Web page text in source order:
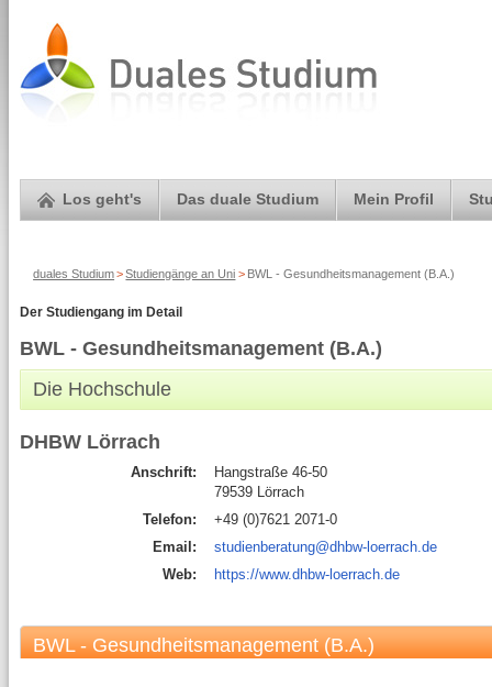
Los geht's Das duale Studium Mein Profil
duales Studium> Studiengänge an Uni > BWL - Gesundheitsmanagement (B.A.)
Der Studiengang im Detail
BWL - Gesundheitsmanagement (B.A.)
Die Hochschule
DHBW Lörrach
Anschrift:
Hangstraße 46-50
79539 Lörrach
Telefon:
+49 (0)7621 2071-0
Email:
studienberatung@dhbw-loerrach.de
Web:
https://www.dhbw-loerrach.de
BWL - Gesundheitsmanagement (B.A.)